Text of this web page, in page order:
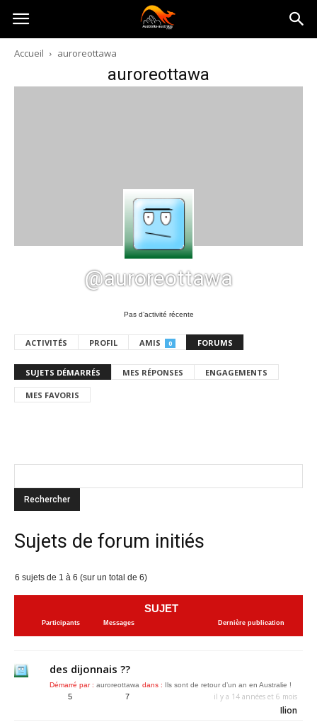
Australia-
australie.com
Accueil auroreottawa
auroreottawa
@auroreottawa
Pas d’activité récente
ACTIVITÉS PROFIL AMIS 0 FORUMS
SUJETS DÉMARRÉS MES RÉPONSES ENGAGEMENTS
MES FAVORIS
Sujets de forum initiés
6 sujets de 1 à 6 (sur un total de 6)
SUJET
Participants Messages Dernière publication
des dijonnais ??
Démarré par : auroreottawa dans : Ils sont de retour d’un an en Australie !
5 7 il y a 14 années et 6 mois
Ilion